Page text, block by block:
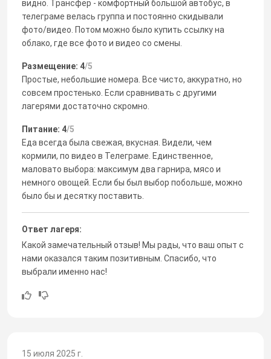
видно. Трансфер - комфортный большой автобус, в
телеграме велась группа и постоянно скидывали
фото/видео. Потом можно было купить ссылку на
облако, где все фото и видео со смены.
Размещение: 4/5
Простые, небольшие номера. Все чисто, аккуратно, но
совсем простенько. Если сравнивать с другими
лагерями достаточно скромно.
Питание: 4/5
Еда всегда была свежая, вкусная. Видели, чем
кормили, по видео в Телеграме. Единственное,
маловато выбора: максимум два гарнира, мясо и
немного овощей. Если бы был выбор побольше, можно
было бы и десятку поставить.
Ответ лагеря:
Какой замечательный отзыв! Мы рады, что ваш опыт с
нами оказался таким позитивным. Спасибо, что
выбрали именно нас!
15 июля 2025 г.